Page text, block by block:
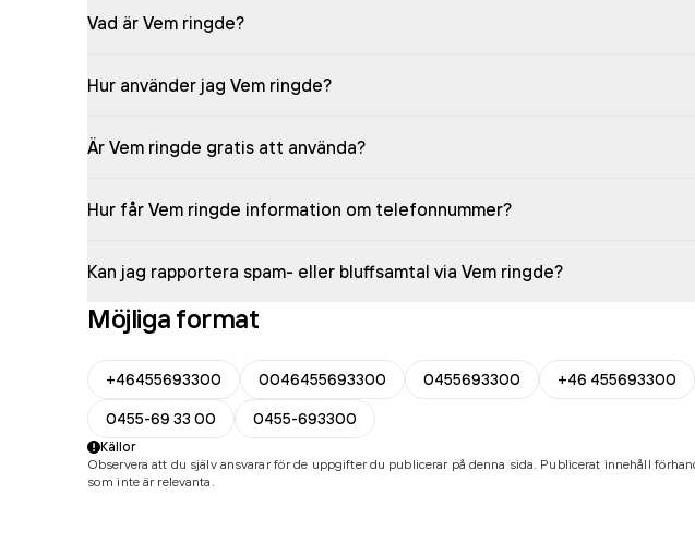
Vad är Vem ringde?
Hur använder jag Vem ringde?
Är Vem ringde gratis att använda?
Hur får Vem ringde information om telefonnummer?
Kan jag rapportera spam- eller bluffsamtal via Vem ringde?
Möjliga format
+46455693300 0046455693300 0455693300 +46 455693300
0455-69 33 00
0455-693300
Källor
Observera att du själv ansvarar för de uppgifter du publicerar på denna sida. Publicerat innehåll
som inte är relevanta.